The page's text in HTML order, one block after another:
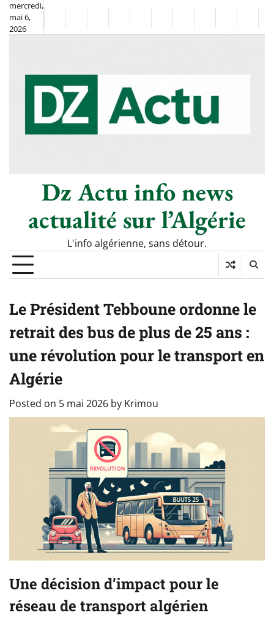
Skip
content
mercredi,
mai 6,
2026
FlashSportclasséDiasporaChronique
Le
Thé
SociétéCultureMondeÉconomie
Tech
Dz Actu info news
actualité sur l’Algérie
L'info algérienne, sans détour.
Le Président Tebboune ordonne le
retrait des bus de plus de 25 ans :
une révolution pour le transport en
Algérie
Posted on 5 mai 2026 by Krimou
Une décision d’impact pour le
réseau de transport algérien